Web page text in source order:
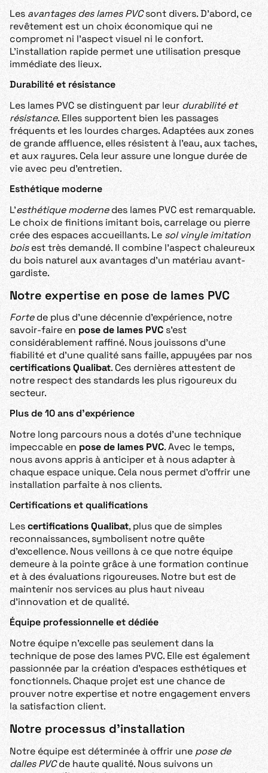
Les avantages des lames PVCsont divers. D’abord, ce
revêtement est un choix économique qui ne
compromet ni l’aspect visuel ni le confort.
L’installation rapide permet une utilisation presque
immédiate des lieux.
Durabilité et résistance
Les lames PVC se distinguent par leur durabilité et
résistance. Elles supportent bien les passages
fréquents et les lourdes charges. Adaptées aux zones
de grande affluence, elles résistent à l’eau, aux taches,
et aux rayures. Cela leur assure une longue durée de
vie avec peu d’entretien.
Esthétique moderne
L’esthétique modernedes lames PVC est remarquable.
Le choix de finitions imitant bois, carrelage ou pierre
crée des espaces accueillants. Le sol vinyle imitation
boisest très demandé. Il combine l’aspect chaleureux
du bois naturel aux avantages d’un matériau avant-
gardiste.
Notre expertise en pose de lames PVC
Fortede plus d’une décennie d’expérience, notre
savoir-faire en pose de lames PVC s’est
considérablement raffiné. Nous jouissons d’une
fiabilité et d’une qualité sans faille, appuyées par nos
certifications Qualibat. Ces dernières attestent de
notre respect des standards les plus rigoureux du
secteur.
Plus de 10 ans d’expérience
Notre long parcours nous a dotés d’une technique
impeccable en pose de lames PVC. Avec le temps,
nous avons appris à anticiper et à nous adapter à
chaque espace unique. Cela nous permet d’offrir une
installation parfaite à nos clients.
Certifications et qualifications
Lescertifications Qualibat, plus que de simples
reconnaissances, symbolisent notre quête
d’excellence. Nous veillons à ce que notre équipe
demeure à la pointe grâce à une formation continue
et à des évaluations rigoureuses. Notre but est de
maintenir nos services au plus haut niveau
d’innovation et de qualité.
Équipe professionnelle et dédiée
Notre équipe n’excelle pas seulement dans la
technique de pose des lames PVC. Elle est également
passionnée par la création d’espaces esthétiques et
fonctionnels. Chaque projet est une chance de
prouver notre expertise et notre engagement envers
la satisfaction client.
Notre processus d’installation
Notre équipe est déterminée à offrir une pose de
dalles PVCde haute qualité. Nous suivons un